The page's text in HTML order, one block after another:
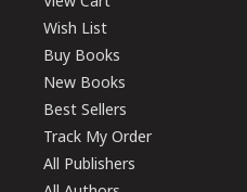
Wish List
Buy Books
New Books
Best Sellers
Track My Order
All Publishers